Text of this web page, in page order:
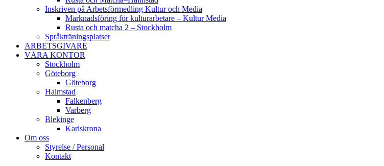
Inskriven på Arbetsförmedling Kultur och Media
Marknadsföring för kulturarbetare – Kultur Media
Rusta och matcha 2 – Stockholm
Språkträningsplatser
ARBETSGIVARE
VÅRA KONTOR
Stockholm
Göteborg
Göteborg
Halmstad
Falkenberg
Varberg
Blekinge
Karlskrona
Om oss
Styrelse / Personal
Kontakt